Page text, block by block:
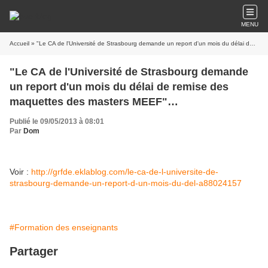
MENU
Accueil » "Le CA de l'Université de Strasbourg demande un report d'un mois du délai de remise des maquettes des masters MEEF" (grfde.eklablog.com)
"Le CA de l'Université de Strasbourg demande
un report d'un mois du délai de remise des
maquettes des masters MEEF"
(grfde.eklablog.com)
Publié le 09/05/2013 à 08:01
Par Dom
Voir : http://grfde.eklablog.com/le-ca-de-l-universite-de-
strasbourg-demande-un-report-d-un-mois-du-del-a88024157
#Formation des enseignants
Partager